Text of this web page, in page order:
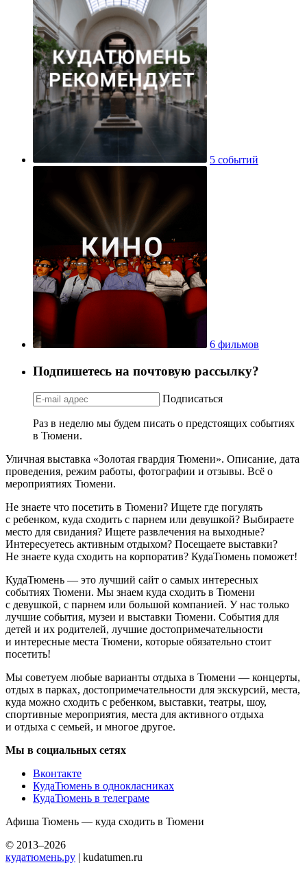
5 событий
6 фильмов
Подпишетесь на почтовую рассылку?
Подписаться
Раз в неделю мы будем писать о предстоящих событиях
в Тюмени.
Уличная выставка «Золотая гвардия Тюмени». Описание, дата
проведения, режим работы, фотографии и отзывы. Всё о
мероприятиях Тюмени.
Не знаете что посетить в Тюмени? Ищете где погулять
с ребенком, куда сходить с парнем или девушкой? Выбираете
место для свидания? Ищете развлечения на выходные?
Интересуетесь активным отдыхом? Посещаете выставки?
Не знаете куда сходить на корпоратив? КудаТюмень поможет!
КудаТюмень — это лучший сайт о самых интересных
событиях Тюмени. Мы знаем куда сходить в Тюмени
с девушкой, с парнем или большой компанией. У нас только
лучшие события, музеи и выставки Тюмени. События для
детей и их родителей, лучшие достопримечательности
и интересные места Тюмени, которые обязательно стоит
посетить!
Мы советуем любые варианты отдыха в Тюмени — концерты,
отдых в парках, достопримечательности для экскурсий, места,
куда можно сходить с ребенком, выставки, театры, шоу,
спортивные мероприятия, места для активного отдыха
и отдыха с семьей, и многое другое.
Мы в социальных сетях
Вконтакте
КудаТюмень в однокласниках
КудаТюмень в телеграме
Афиша Тюмень — куда сходить в Тюмени
© 2013–2026
кудатюмень.ру | kudatumen.ru